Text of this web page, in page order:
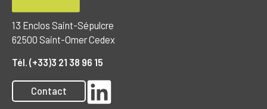
13 Enclos Saint-Sépulcre
62500 Saint-Omer Cedex
Tél. (+33)3 21 38 96 15
Contact